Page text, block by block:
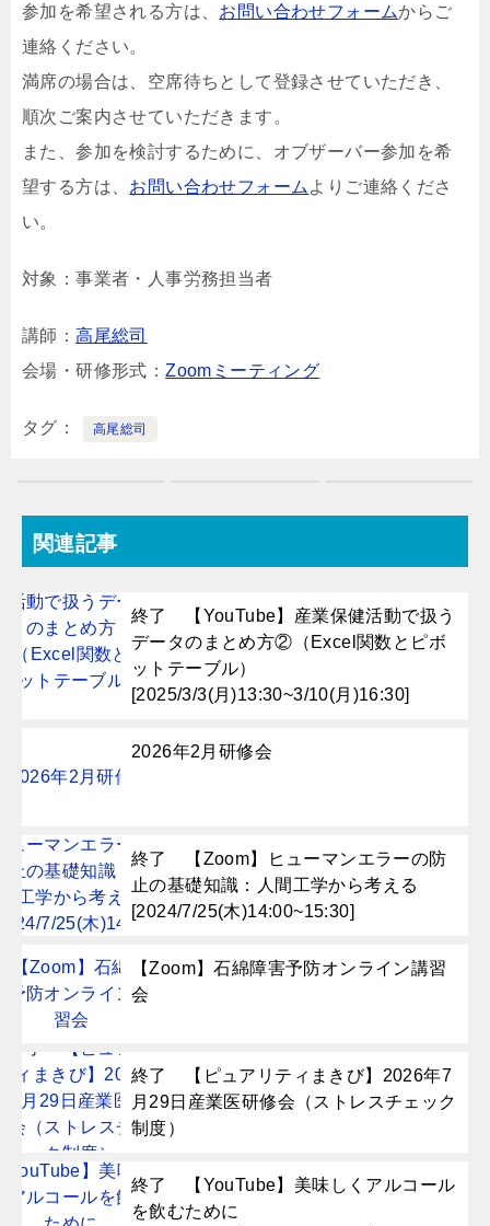
参加を希望される方は、 お問い合わせフォームからご
連絡ください。
満席の場合は、空席待ちとして登録させていただき、
順次ご案内させていただきます。
また、参加を検討するために、オブザーバー参加を希
望する方は、 お問い合わせフォーム よりご連絡くださ
い。
対象：事業者・人事労務担当者
講師：高尾総司
会場・研修形式：Zoomミーティング
タグ 高尾総司
関連記事
終了 【YouTube】産業保健活動で扱う
データのまとめ方②（Excel関数とピボ
ットテーブル）
[2025/3/3(月)13:30~3/10(月)16:30]
2026年2月研修会
終了 【Zoom】ヒューマンエラーの防
止の基礎知識：人間工学から考える
[2024/7/25(木)14:00~15:30]
【Zoom】石綿障害予防オンライン講習
会
終了 【ピュアリティまきび】2026年7
月29日産業医研修会（ストレスチェック
制度）
終了 【YouTube】美味しくアルコール
を飲むために